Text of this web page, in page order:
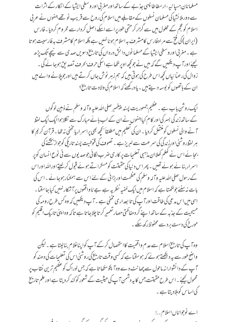
مسلمانان ہسپانیہ، ارسطا طاپسی جذبے کے ساتھ اور مغربی اور وسطی ایشیا کے انکارکے اثرات
سے دور ملائشیا کی مسلمان نسلوں کے مقابلے میں اسلام کی روح سے قریب نو تھے جنہوں نے عربی
اسلام کو عجم کے محلول میں سے گزار کر حتمی طور پر اسے اسکے اصل کردار سے محروم کر دیا۔ فارس
(ایران) کی فتح سے مراد فارس کا مشرف بہ اسلام ہونا نہیں ہے بلکہ اسلام کا مشرف بہ فارسیت ہوتا
ہے۔ مغربی اور وسطی ایشیا کے مسلمانوں دانش درداں کی تاریخ دسویں صدی سے نیچے تک پڑھ
لیجئے اور آپ دیکھیں گے کہ میں نے جو کچھ اوپرلکھا ہے اسکی حرف بحرف تصدیق ہو جائے گی۔
زوال کی رعنائیاں کچھ اس طرح کی ہوتی ہیں کہ ہم زہر نوش جاں کرتے ہیں اور جو پلانے والے ہیں
ان کے ہاتھوں کو بوسہ دیتے ہیں۔ یاد رکھئے کہ اسلام کی ولادت تاریخ ؟
ایک روشن باب ہے۔ عظیم جمہوریت پسند پیغمبر صلی اللہ علیہ وآلہ وسلم نے ذہین لوگوں
کےساتھ زندگی بسر کی اور کام کیا جنہوں نے ان کے لب ہائے مبارک سے نکلا ہوا ایک ایک لفظ
آنے والی نسلوں کو منتقل کر دیا۔ ان کی تعلیم میں مطلقاً” کچھ بھی پر اسرار یا مخفی نہ تھا۔ قرآن کریم کا
ہر لفظ روشنی اور زندگی کی سرعت سے لبریز ہے۔ تصوف کی قنوطیت پسند تاریکی کو جواز بخشنے کی
بجائے اس نے کھلم کھلا ان مذہبی تعلیمات پر کاری ضرب لگائی جو صدیوں سے نی نوع انسان کو پر
اسرار بنائے ہوئے تھیں۔ پھر اس دنیا کی حقیقت کو مسکراتے ہوئے قبول کر لیتے اور اللہ اور اس
کے رسول صلی اللہ علیہ و آلہ وسلم کی عظمت اور بڑائی کے لئے اس سے ہمکنار ہو جائے۔ اس کی
بات نہ سنئے جو لکھتا ہے کہ اسلام میں ایک خفیہ نظریہ ہے جے ناواقفوں پر آشکار نہیں کیا جا سکتا۔
اسی میں اس مدعی کی طاقت اور آپ کی تابعداری مخفی ہے۔ آپ دیکھیں کہ وہ کس طرح رومہ کی
مسیحیت کے جذبہ کے ساتھ اپنے گرد حفاظتی حصار تعمیر کرتا چلا جاتا ہے تاکہ وہ اپنی تاریک اقلیم کو
مورخ کی دست برد سے محفوظ رکھ سکے۔
وہ آپ کی تاریخ اسلام سے عدم واقفیت کا استحصال کر کے آپ کو اپنا غلام بنا لیتا ہے۔ لیکن
واضح طور سے یہ دیکھتے ہوئے کہ ہو سکتا ہے کہ کسی وقت تاریخ کی روشنی اس کی تعلیمات کی دھند کو
آپ کے دانشوارانہ ماحول سے چھانٹ دے وہ آپکو سکھاتا ہے کہ جس لوراک کو عظیم ترین نقاب پر
محمول کیجئے۔ اس طرح حقیقت جس کا یہ دشمن آپ کی حیثیت کے شعور کو کند کر دیتا ہے اور علم تاریخ
کی اساس کو ہلا دیتا ہے۔
اے نوجواناں اسلام..!